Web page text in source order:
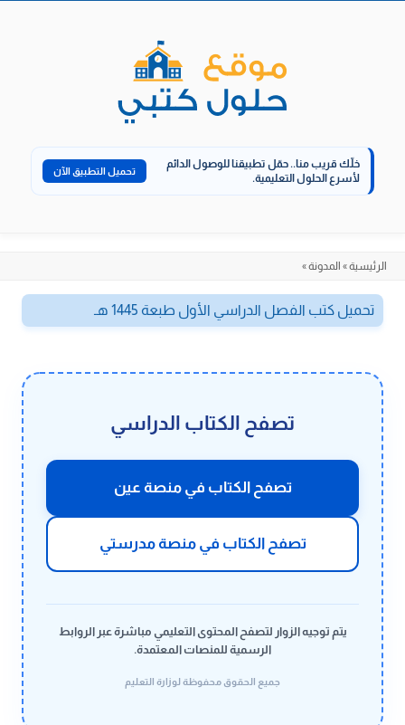
خلّك قريب منا.. حمّل تطبيقنا للوصول الدائم
لأسرع الحلول التعليمية.
تحميل التطبيق الآن
الرئيسية» المدونة»
تحميل كتب الفصل الدراسي الأول طبعة 1445 هـ
تصفح الكتاب الدراسي
تصفح الكتاب في منصة عين
تصفح الكتاب في منصة مدرستي
يتم توجيه الزوار لتصفح المحتوى التعليمي مباشرة عبر الروابط
الرسمية للمنصات المعتمدة.
جميع الحقوق محفوظة لوزارة التعليم